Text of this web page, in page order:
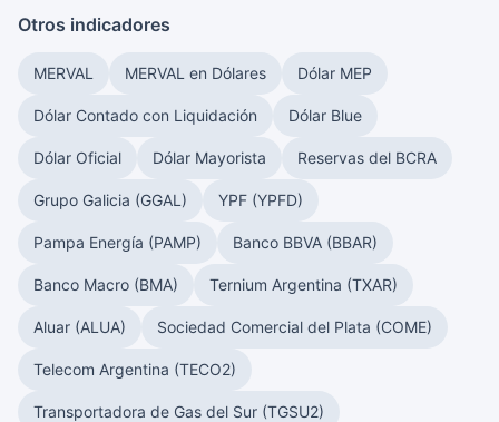
Otros indicadores
MERVAL MERVAL en Dólares Dólar MEP
Dólar Contado con Liquidación Dólar Blue
Dólar Oficial Dólar Mayorista Reservas del BCRA
Grupo Galicia (GGAL) YPF (YPFD)
Pampa Energía (PAMP) Banco BBVA (BBAR)
Banco Macro (BMA) Ternium Argentina (TXAR)
Aluar (ALUA) Sociedad Comercial del Plata (COME)
Telecom Argentina (TECO2)
Transportadora de Gas del Sur (TGSU2)